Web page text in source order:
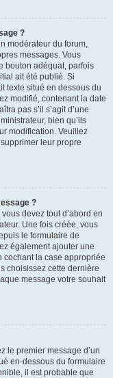
?
modérateur du forum,
messages. Vous
bouton adéquat, parfois
ait été publié. Si
texte situé en dessous du
modifié, contenant la date
pas s’il s’agit d’une
bien qu’ils
modification. Veuillez
leur propre
?
devez tout d’abord en
Une fois créée, vous
le formulaire de
également ajouter une
cochant la case appropriée
choisissez cette dernière
message votre souhait
le premier message d’un
en-dessous du formulaire
il est probable que